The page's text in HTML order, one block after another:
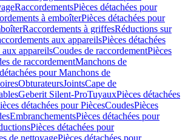
RaccordementsPièces détachées pour
à emboîterPièces détachées pour
Raccordements à griffesRéductions sur
aux appareilsPièces détachées
appareilsCoudes de raccordementPièces
de raccordementManchons de
pour Manchons de
ObturateursJointsCape de
Geberit Silent-ProTuyauxPièces détachées
détachées pour PiècesCoudesPièces
EmbranchementsPièces détachées pour
Pièces détachées pour
de nettoyagePièces détachées pour